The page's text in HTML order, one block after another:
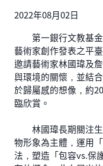
2022年08月02日
第一銀行文教基金
藝術家創作發表之平
邀請藝術家林國瑋及
與環境的關懷，並結
於歸屬感的想像，約
臨欣賞。
林國瑋長期關注生
物形象為主體，運用
法，塑造「包容vs.保